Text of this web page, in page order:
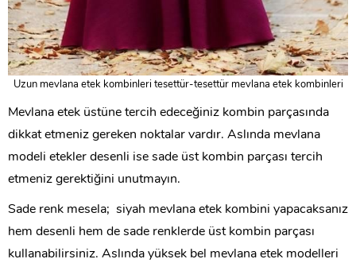
Uzun mevlana etek kombinleri tesettür-tesettür mevlana etek kombinleri
Mevlana etek üstüne tercih edeceğiniz kombin parçasında
dikkat etmeniz gereken noktalar vardır. Aslında mevlana
modeli etekler desenli ise sade üst kombin parçası tercih
etmeniz gerektiğini unutmayın.
Sade renk mesela; siyah mevlana etek kombini yapacaksanız
hem desenli hem de sade renklerde üst kombin parçası
kullanabilirsiniz. Aslında yüksek bel mevlana etek modelleri